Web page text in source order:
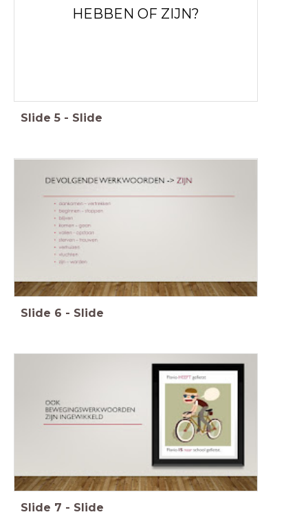
HEBBEN OF ZIJN?
Slide 5 - Slide
Slide 6 - Slide
Slide 7 - Slide